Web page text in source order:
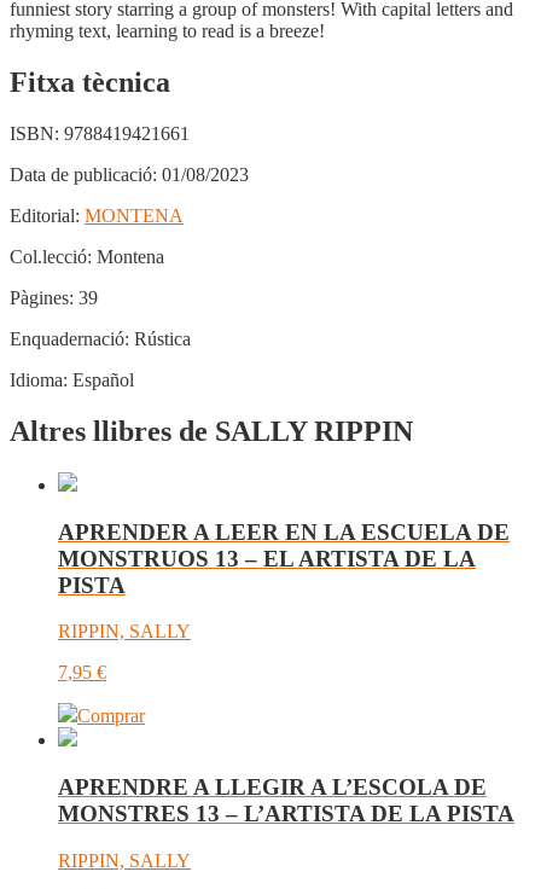
funniest story starring a group of monsters! With capital letters and
rhyming text, learning to read is a breeze!
Fitxa tècnica
ISBN: 9788419421661
Data de publicació: 01/08/2023
Editorial: MONTENA
Col.lecció: Montena
Pàgines: 39
Enquadernació: Rústica
Idioma: Español
Altres llibres de SALLY RIPPIN
APRENDER A LEER EN LA ESCUELA DE
MONSTRUOS 13 – EL ARTISTA DE LA
PISTA
RIPPIN, SALLY
7,95 €
Comprar
APRENDRE A LLEGIR A L’ESCOLA DE
MONSTRES 13 – L’ARTISTA DE LA PISTA
RIPPIN, SALLY